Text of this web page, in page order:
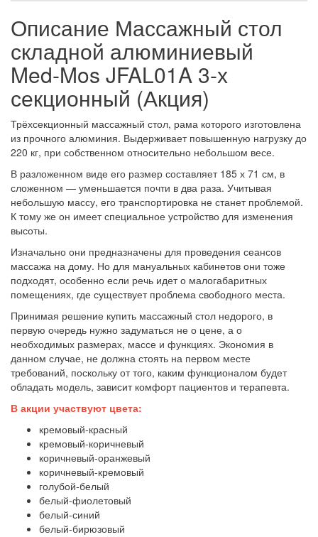
Описание Массажный стол
складной алюминиевый
Med-Mos JFAL01A 3-х
секционный (Акция)
Трёхсекционный массажный стол, рама которого изготовлена
из прочного алюминия. Выдерживает повышенную нагрузку до
220 кг, при собственном относительно небольшом весе.
В разложенном виде его размер составляет 185 х 71 см, в
сложенном — уменьшается почти в два раза. Учитывая
небольшую массу, его транспортировка не станет проблемой.
К тому же он имеет специальное устройство для изменения
высоты.
Изначально они предназначены для проведения сеансов
массажа на дому. Но для мануальных кабинетов они тоже
подходят, особенно если речь идет о малогабаритных
помещениях, где существует проблема свободного места.
Принимая решение купить массажный стол недорого, в
первую очередь нужно задуматься не о цене, а о
необходимых размерах, массе и функциях. Экономия в
данном случае, не должна стоять на первом месте
требований, поскольку от того, каким функционалом будет
обладать модель, зависит комфорт пациентов и терапевта.
В акции участвуют цвета:
кремовый-красный
кремовый-коричневый
коричневый-оранжевый
коричневый-кремовый
голубой-белый
белый-фиолетовый
белый-синий
белый-бирюзовый